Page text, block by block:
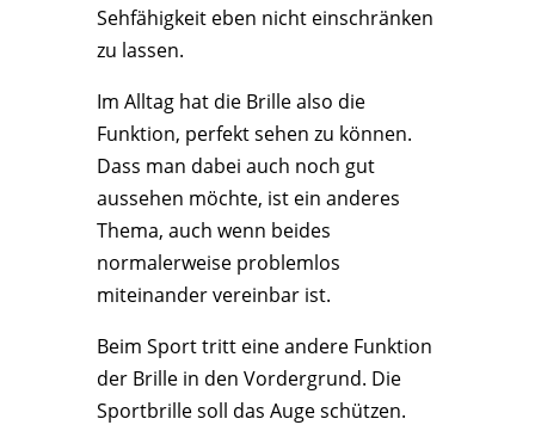
Sehfähigkeit eben nicht einschränken
zu lassen.
Im Alltag hat die Brille also die
Funktion, perfekt sehen zu können.
Dass man dabei auch noch gut
aussehen möchte, ist ein anderes
Thema, auch wenn beides
normalerweise problemlos
miteinander vereinbar ist.
Beim Sport tritt eine andere Funktion
der Brille in den Vordergrund. Die
Sportbrille soll das Auge schützen.